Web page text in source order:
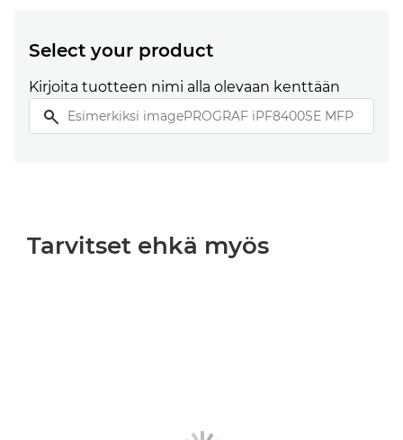
Select your product
Kirjoita tuotteen nimi alla olevaan kenttään
Tarvitset ehkä myös